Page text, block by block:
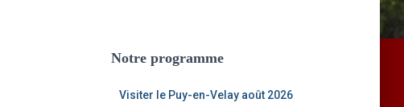
Notre programme
Visiter le Puy-en-Velay août 2026